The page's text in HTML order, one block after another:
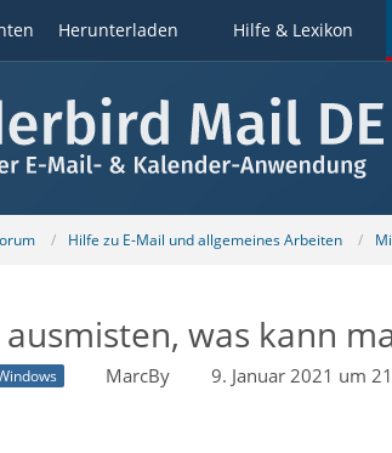
Herunterladen Hilfe & Lexikon
Hilfe zu E-Mail und allgemeines Arbeiten
was kann
MarcBy 9. Januar 2021 um